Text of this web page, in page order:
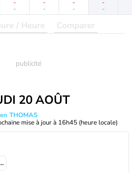
-
-
-
-
-
-
-
-
/ Heure Comparer
20 AOÛT
THOMAS
mise à jour à 16h45 (heure locale)
à l'étranger